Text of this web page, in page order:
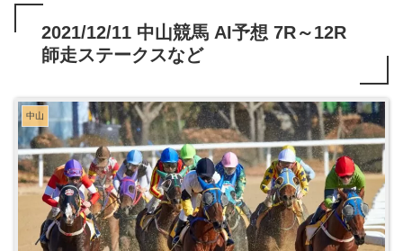
2021/12/11 中山競馬 AI予想 7R～12R
師走ステークスなど
中山